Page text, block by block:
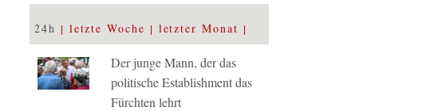
24h letzte Woche letzter Monat
Der junge Mann, der das
politische Establishment das
Fürchten lehrt